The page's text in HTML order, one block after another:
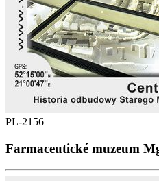
PL-2156
Farmaceutické muzeum